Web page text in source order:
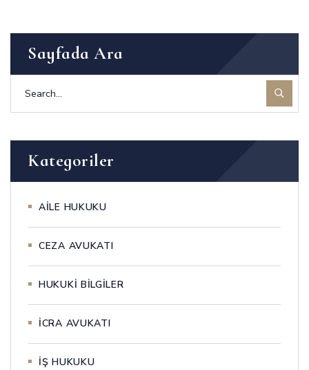
Sayfada Ara
Kategoriler
AİLE HUKUKU
CEZA AVUKATI
HUKUKİ BİLGİLER
İCRA AVUKATI
İŞ HUKUKU